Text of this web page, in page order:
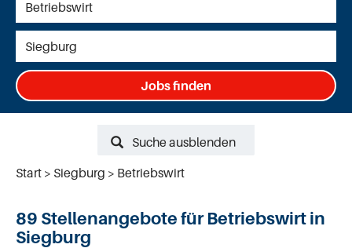
Jobs finden
Suche ausblenden
Start
Siegburg Betriebswirt
89 Stellenangebote für Betriebswirt in
Siegburg